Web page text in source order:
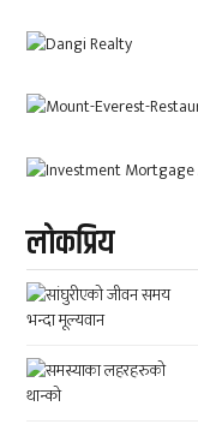
लाेकप्रिय